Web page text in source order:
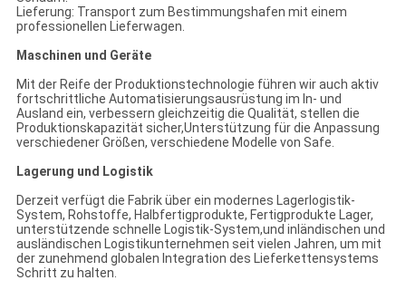
Lieferung: Transport zum Bestimmungshafen mit einem
professionellen Lieferwagen.
Maschinen und Geräte
Mit der Reife der Produktionstechnologie führen wir auch aktiv
fortschrittliche Automatisierungsausrüstung im In- und
Ausland ein, verbessern gleichzeitig die Qualität, stellen die
Produktionskapazität sicher,Unterstützung für die Anpassung
verschiedener Größen, verschiedene Modelle von Safe.
Lagerung und Logistik
Derzeit verfügt die Fabrik über ein modernes Lagerlogistik-
System, Rohstoffe, Halbfertigprodukte, Fertigprodukte Lager,
unterstützende schnelle Logistik-System,und inländischen und
ausländischen Logistikunternehmen seit vielen Jahren, um mit
der zunehmend globalen Integration des Lieferkettensystems
Schritt zu halten.